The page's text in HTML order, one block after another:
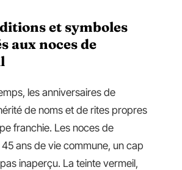
et symboles
aux noces de
les anniversaires de
de noms et de rites propres
franchie. Les noces de
45 ans de vie commune, un cap
inaperçu. La teinte vermeil,